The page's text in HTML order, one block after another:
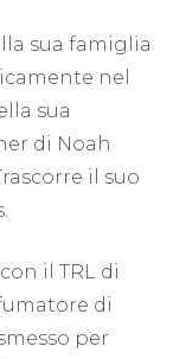
sua famiglia
nel
sua
di Noah
il suo
il TRL di
di
per